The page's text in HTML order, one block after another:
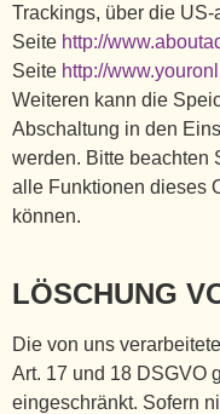
Trackings, über die
Seite http://
Seite http://
Weiteren kann die
Abschaltung in den
werden. Bitte beachten
alle Funktionen dieses
können.
LÖSCHUNG
Die von uns
Art. 17 und 18 DSGVO
eingeschränkt. Sofern